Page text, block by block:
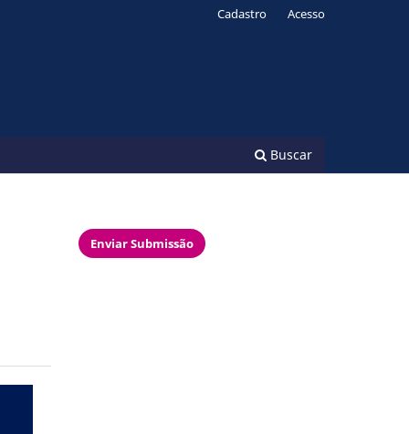
Buscar
Cadastro Acesso
Enviar Submissão